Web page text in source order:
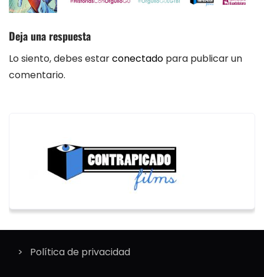
Deja una respuesta
Lo siento, debes estarconectado para publicar un
comentario.
Política de privacidad